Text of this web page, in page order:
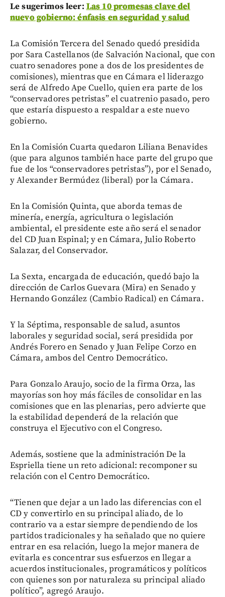
Le sugerimos leer: Las 10 promesas clave del
nuevo gobierno: énfasis en seguridad y salud
La Comisión Tercera del Senado quedó presidida
por Sara Castellanos (de Salvación Nacional, que con
cuatro senadores pone a dos de los presidentes de
comisiones), mientras que en Cámara el liderazgo
será de Alfredo Ape Cuello, quien era parte de los
“conservadores petristas” el cuatrenio pasado, pero
que estaría dispuesto a respaldar a este nuevo
gobierno.
En la Comisión Cuarta quedaron Liliana Benavides
(que para algunos también hace parte del grupo que
fue de los “conservadores petristas”), por el Senado,
y Alexander Bermúdez (liberal) por la Cámara.
En la Comisión Quinta, que aborda temas de
minería, energía, agricultura o legislación
ambiental, el presidente este año será el senador
del CD Juan Espinal; y en Cámara, Julio Roberto
Salazar, del Conservador.
La Sexta, encargada de educación, quedó bajo la
dirección de Carlos Guevara (Mira) en Senado y
Hernando González (Cambio Radical) en Cámara.
Y la Séptima, responsable de salud, asuntos
laborales y seguridad social, será presidida por
Andrés Forero en Senado y Juan Felipe Corzo en
Cámara, ambos del Centro Democrático.
Para Gonzalo Araujo, socio de la firma Orza, las
mayorías son hoy más fáciles de consolidar en las
comisiones que en las plenarias, pero advierte que
la estabilidad dependerá de la relación que
construya el Ejecutivo con el Congreso.
Además, sostiene que la administración De la
Espriella tiene un reto adicional: recomponer su
relación con el Centro Democrático.
“Tienen que dejar a un lado las diferencias con el
CD y convertirlo en su principal aliado, de lo
contrario va a estar siempre dependiendo de los
partidos tradicionales y ha señalado que no quiere
entrar en esa relación, luego la mejor manera de
evitarla es concentrar sus esfuerzos en llegar a
acuerdos institucionales, programáticos y políticos
con quienes son por naturaleza su principal aliado
político”, agregó Araujo.